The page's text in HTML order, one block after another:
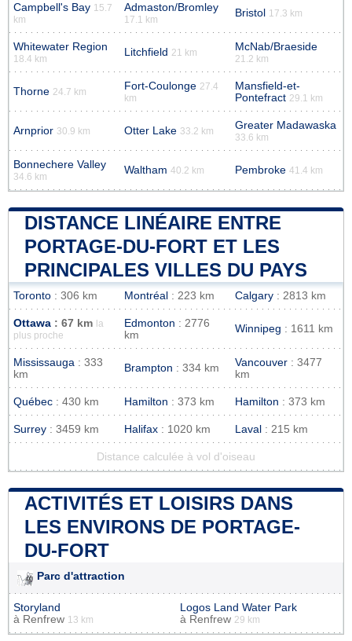
Campbell's Bay 15.7
km
Admaston/Bromley
17.1 km
Bristol 17.3 km
Whitewater Region
18.4 km
Litchfield 21 km McNab/Braeside
21.2 km
Thorne 24.7 km Fort-Coulonge 27.4
km
Mansfield-et-
Pontefract 29.1 km
Arnprior 30.9 km Otter Lake 33.2 km Greater Madawaska
33.6 km
Bonnechere Valley
34.6 km
Waltham 40.2 km Pembroke 41.4 km
DISTANCE LINÉAIRE ENTRE
PORTAGE-DU-FORT ET LES
PRINCIPALES VILLES DU PAYS
Toronto : 306 km Montréal : 223 km Calgary : 2813 km
Ottawa : 67 km
la
plus proche
Edmonton : 2776
km
Winnipeg : 1611 km
Mississauga : 333
km
Brampton : 334 km Vancouver : 3477
km
Québec : 430 km Hamilton : 373 km Hamilton : 373 km
Surrey : 3459 km Halifax : 1020 km Laval : 215 km
Distance calculée à vol d'oiseau
ACTIVITÉS ET LOISIRS DANS
LES ENVIRONS DE PORTAGE-
DU-FORT
Parc d'attraction
Storyland
à Renfrew 13 km
Logos Land Water Park
à Renfrew 29 km